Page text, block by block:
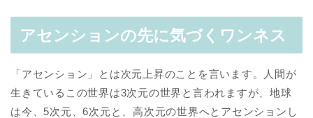
アセンションの先に気づくワンネス
「アセンション」とは次元上昇のことを言います。人間が
生きているこの世界は3次元の世界と言われますが、地球
は今、5次元、6次元と、高次元の世界へとアセンションし